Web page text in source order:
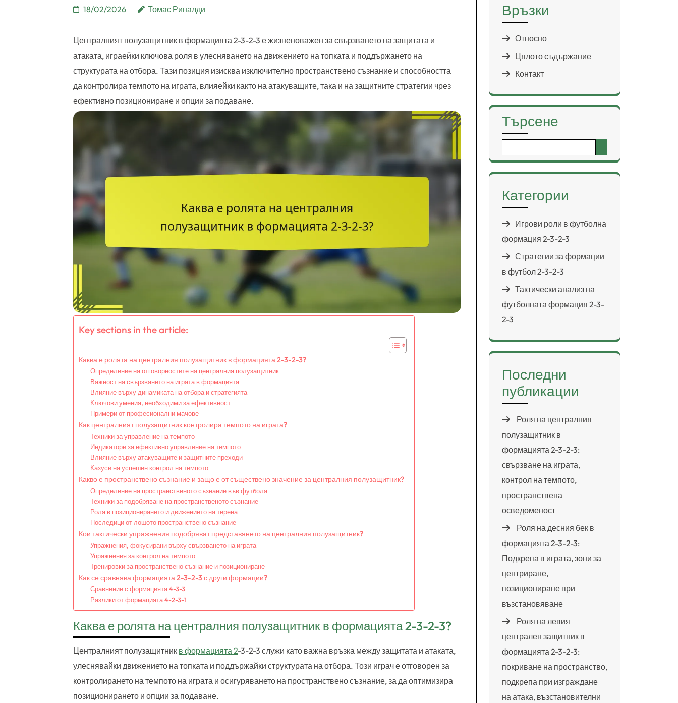
18/02/2026 Томас Риналди
Централният полузащитник в формацията 2-3-2-3 е жизненоважен за свързването на защитата и
атаката, играейки ключова роля в улесняването на движението на топката и поддържането на
структурата на отбора. Тази позиция изисква изключително пространствено съзнание и способността
да контролира темпото на играта, влияейки както на атакуващите, така и на защитните стратегии чрез
ефективно позициониране и опции за подаване.
Key sections in the article:
Каква е ролята на централния полузащитник в формацията 2-3-2-3?
Определение на отговорностите на централния полузащитник
Важност на свързването на играта в формацията
Влияние върху динамиката на отбора и стратегията
Ключови умения, необходими за ефективност
Примери от професионални мачове
Как централният полузащитник контролира темпото на играта?
Техники за управление на темпото
Индикатори за ефективно управление на темпото
Влияние върху атакуващите и защитните преходи
Казуси на успешен контрол на темпото
Какво е пространствено съзнание и защо е от съществено значение за централния полузащитник?
Определение на пространственото съзнание във футбола
Техники за подобряване на пространственото съзнание
Роля в позиционирането и движението на терена
Последици от лошото пространствено съзнание
Кои тактически упражнения подобряват представянето на централния полузащитник?
Упражнения, фокусирани върху свързването на играта
Упражнения за контрол на темпото
Тренировки за пространствено съзнание и позициониране
Как се сравнява формацията 2-3-2-3 с други формации?
Сравнение с формацията 4-3-3
Разлики от формацията 4-2-3-1
Каква е ролята на централния полузащитник в формацията 2-3-2-3?
Централният полузащитник в формацията 2-3-2-3 служи като важна връзка между защитата и атаката,
улеснявайки движението на топката и поддържайки структурата на отбора. Този играч е отговорен за
контролирането на темпото на играта и осигуряването на пространствено съзнание, за да оптимизира
позиционирането и опции за подаване.
Връзки
Относно
Цялото съдържание
Контакт
Търсене
for:
Категории
Игрови роли в футболна
формация 2-3-2-3
Стратегии за формации
в футбол 2-3-2-3
Тактически анализ на
футболната формация 2-3-
2-3
Последни
публикации
Роля на централния
полузащитник в
формацията 2-3-2-3:
свързване на играта,
контрол на темпото,
пространствена
осведоменост
Роля на десния бек в
формацията 2-3-2-3:
Подкрепа в играта, зони за
центриране,
позициониране при
възстановяване
Роля на левия
централен защитник в
формацията 2-3-2-3:
покриване на пространство,
подкрепа при изграждане
на атака, възстановителни